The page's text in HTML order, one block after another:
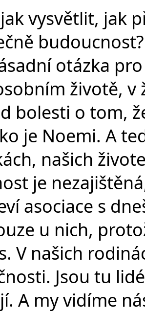
vysvětlit, jak
otázka
životě, v
bolesti o tom,
je Noemi. A
našich
je
asociace s
u nich,
V našich
Jsou tu
A my vidíme